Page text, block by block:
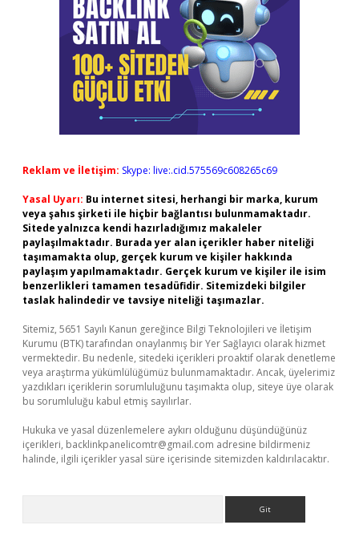
Reklam ve İletişim: Skype: live:.cid.575569c608265c69
Yasal Uyarı: Bu internet sitesi, herhangi bir marka, kurum
veya şahıs şirketi ile hiçbir bağlantısı bulunmamaktadır.
Sitede yalnızca kendi hazırladığımız makaleler
paylaşılmaktadır. Burada yer alan içerikler haber niteliği
taşımamakta olup, gerçek kurum ve kişiler hakkında
paylaşım yapılmamaktadır. Gerçek kurum ve kişiler ile isim
benzerlikleri tamamen tesadüfidir. Sitemizdeki bilgiler
taslak halindedir ve tavsiye niteliği taşımazlar.
Sitemiz, 5651 Sayılı Kanun gereğince Bilgi Teknolojileri ve İletişim
Kurumu (BTK) tarafından onaylanmış bir Yer Sağlayıcı olarak hizmet
vermektedir. Bu nedenle, sitedeki içerikleri proaktif olarak denetleme
veya araştırma yükümlülüğümüz bulunmamaktadır. Ancak, üyelerimiz
yazdıkları içeriklerin sorumluluğunu taşımakta olup, siteye üye olarak
bu sorumluluğu kabul etmiş sayılırlar.
Hukuka ve yasal düzenlemelere aykırı olduğunu düşündüğünüz
içerikleri, backlinkpanelicomtr@gmail.com adresine bildirmeniz
halinde, ilgili içerikler yasal süre içerisinde sitemizden kaldırılacaktır.